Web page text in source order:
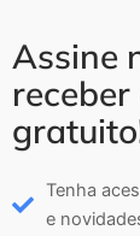
Assine
Tenha
e